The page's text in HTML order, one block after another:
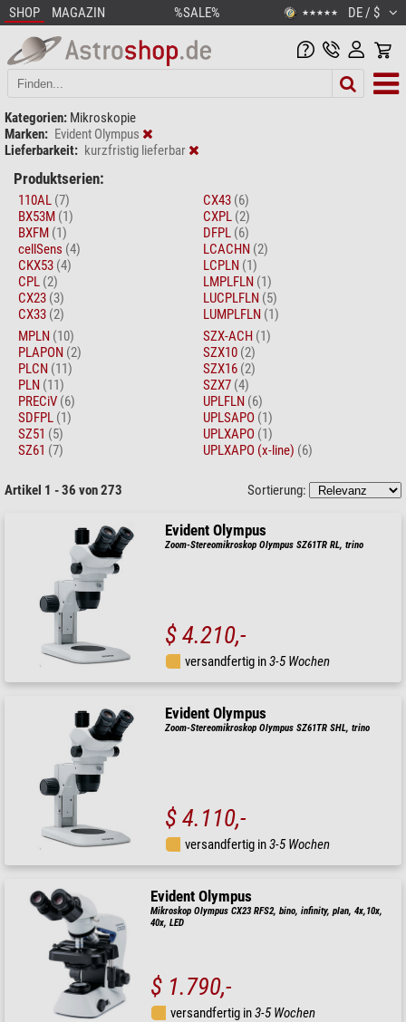
SHOP MAGAZIN %SALE% ★★★★★ DE / $
Kategorien: Mikroskopie
Marken: Evident Olympus
Lieferbarkeit: kurzfristig lieferbar
Produktserien:
110AL (7)
BX53M (1)
BXFM (1)
cellSens (4)
CKX53 (4)
CPL (2)
CX23 (3)
CX33 (2)
CX43 (6)
CXPL (2)
DFPL (6)
LCACHN (2)
LCPLN (1)
LMPLFLN (1)
LUCPLFLN (5)
LUMPLFLN (1)
MPLN (10)
PLAPON (2)
PLCN (11)
PLN (11)
PRECiV (6)
SDFPL (1)
SZ51 (5)
SZ61 (7)
SZX-ACH (1)
SZX10 (2)
SZX16 (2)
SZX7 (4)
UPLFLN (6)
UPLSAPO (1)
UPLXAPO (1)
UPLXAPO (x-line) (6)
Artikel 1 - 36 von 273 Sortierung:
Evident Olympus
Zoom-Stereomikroskop Olympus SZ61TR RL, trino
$ 4.210,-
versandfertig in3-5 Wochen
Evident Olympus
Zoom-Stereomikroskop Olympus SZ61TR SHL, trino
$ 4.110,-
versandfertig in3-5 Wochen
Evident Olympus
Mikroskop Olympus CX23 RFS2, bino, infinity, plan, 4x,10x,
40x, LED
$ 1.790,-
versandfertig in3-5 Wochen